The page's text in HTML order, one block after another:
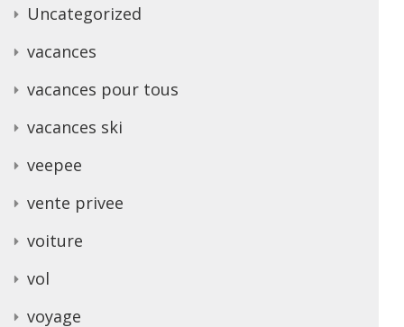
Uncategorized
vacances
vacances pour tous
vacances ski
veepee
vente privee
voiture
vol
voyage